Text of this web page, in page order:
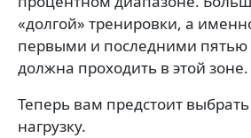
«долгой» тренировки, а
первыми и последними
должна проходить в этой зоне.
Теперь вам предстоит
нагрузку.